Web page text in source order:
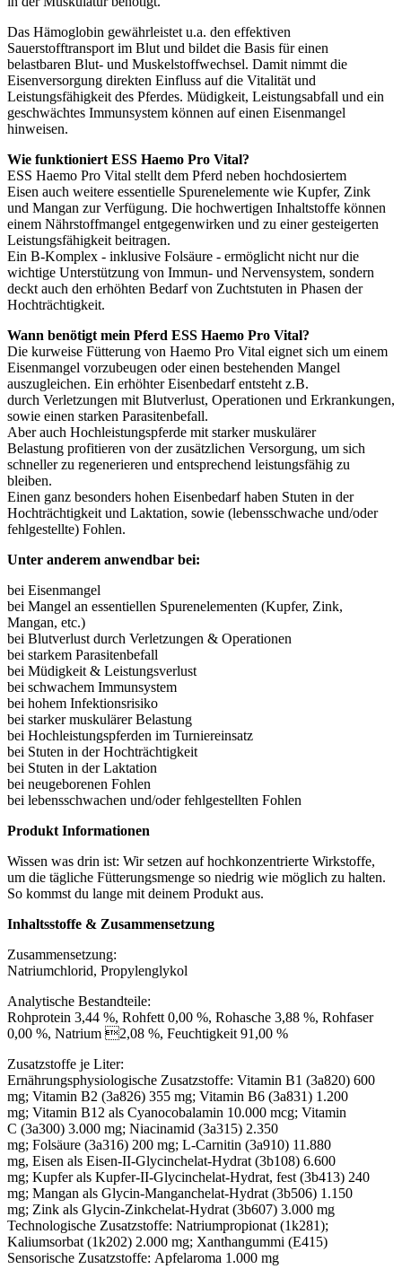
Das Hämoglobin gewährleistet u.a. den effektiven
Sauerstofftransport im Blut und bildet die Basis für einen
belastbaren Blut- und Muskelstoffwechsel. Damit nimmt die
Eisenversorgung direkten Einfluss auf die Vitalität und
Leistungsfähigkeit des Pferdes. Müdigkeit, Leistungsabfall und ein
geschwächtes Immunsystem können auf einen Eisenmangel
hinweisen.
Wie funktioniert ESS Haemo Pro Vital?
ESS Haemo Pro Vital stellt dem Pferd neben hochdosiertem
Eisen auch weitere essentielle Spurenelemente wie Kupfer, Zink
und Mangan zur Verfügung. Die hochwertigen Inhaltstoffe können
einem Nährstoffmangel entgegenwirken und zu einer gesteigerten
Leistungsfähigkeit beitragen.
Ein B-Komplex - inklusive Folsäure - ermöglicht nicht nur die
wichtige Unterstützung von Immun- und Nervensystem, sondern
deckt auch den erhöhten Bedarf von Zuchtstuten in Phasen der
Hochträchtigkeit.
Wann benötigt mein Pferd ESS Haemo Pro Vital?
Die kurweise Fütterung von Haemo Pro Vital eignet sich um einem
Eisenmangel vorzubeugen oder einen bestehenden Mangel
auszugleichen. Ein erhöhter Eisenbedarf entsteht z.B.
durch Verletzungen mit Blutverlust, Operationen und Erkrankungen,
sowie einen starken Parasitenbefall.
Aber auch Hochleistungspferde mit starker muskulärer
Belastung profitieren von der zusätzlichen Versorgung, um sich
schneller zu regenerieren und entsprechend leistungsfähig zu
bleiben.
Einen ganz besonders hohen Eisenbedarf haben Stuten in der
Hochträchtigkeit und Laktation, sowie (lebensschwache und/oder
fehlgestellte) Fohlen.
Unter anderem anwendbar bei:
bei Eisenmangel
bei Mangel an essentiellen Spurenelementen (Kupfer, Zink,
Mangan, etc.)
bei Blutverlust durch Verletzungen & Operationen
bei starkem Parasitenbefall
bei Müdigkeit & Leistungsverlust
bei schwachem Immunsystem
bei hohem Infektionsrisiko
bei starker muskulärer Belastung
bei Hochleistungspferden im Turniereinsatz
bei Stuten in der Hochträchtigkeit
bei Stuten in der Laktation
bei neugeborenen Fohlen
bei lebensschwachen und/oder fehlgestellten Fohlen
Produkt Informationen
Wissen was drin ist: Wir setzen auf hochkonzentrierte Wirkstoffe,
um die tägliche Fütterungsmenge so niedrig wie möglich zu halten.
So kommst du lange mit deinem Produkt aus.
Inhaltsstoffe & Zusammensetzung
Zusammensetzung:
Natriumchlorid, Propylenglykol
Analytische Bestandteile:
Rohprotein 3,44 %, Rohfett 0,00 %, Rohasche 3,88 %, Rohfaser
0,00 %, Natrium 2,08 %, Feuchtigkeit 91,00 %
Zusatzstoffe je Liter:
Ernährungsphysiologische Zusatzstoffe: Vitamin B1 (3a820) 600
mg; Vitamin B2 (3a826) 355 mg; Vitamin B6 (3a831) 1.200
mg; Vitamin B12 als Cyanocobalamin 10.000 mcg; Vitamin
C (3a300) 3.000 mg; Niacinamid (3a315) 2.350
mg; Folsäure (3a316) 200 mg; L-Carnitin (3a910) 11.880
mg, Eisen als Eisen-II-Glycinchelat-Hydrat (3b108) 6.600
mg; Kupfer als Kupfer-II-Glycinchelat-Hydrat, fest (3b413) 240
mg; Mangan als Glycin-Manganchelat-Hydrat (3b506) 1.150
mg; Zink als Glycin-Zinkchelat-Hydrat (3b607) 3.000 mg
Technologische Zusatzstoffe: Natriumpropionat (1k281);
Kaliumsorbat (1k202) 2.000 mg; Xanthangummi (E415)
Sensorische Zusatzstoffe: Apfelaroma 1.000 mg